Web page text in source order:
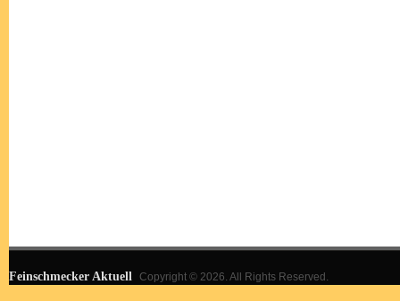
Feinschmecker Aktuell Copyright © 2026. All Rights Reserved.